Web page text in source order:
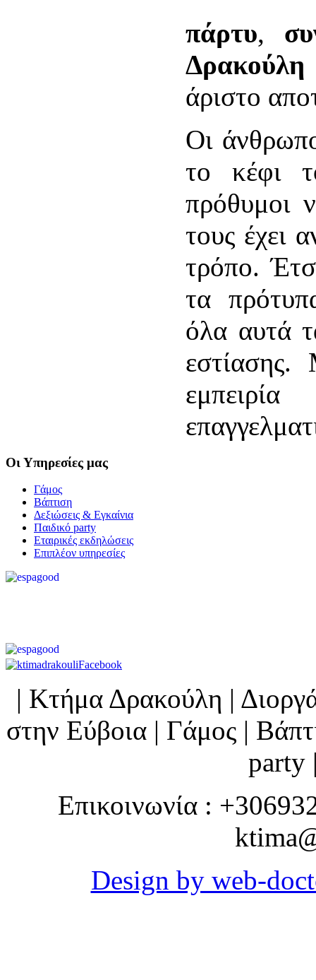
πάρτυ,
Δρακούλη
άριστο
Οι
το κέφι
πρόθυμοι
τους έχει
τρόπο.
τα
όλα αυτά
ΟιΥπηρεσίες μας
Γάμος
Βάπτιση
Δεξιώσεις & Εγκαίνια
Παιδικό party
Εταιρικές εκδηλώσεις
Επιπλέον υπηρεσίες
| Κτήμα Δρακούλη |
στην Εύβοια | Γάμος |
party
Επικοινωνία :
Design by web-